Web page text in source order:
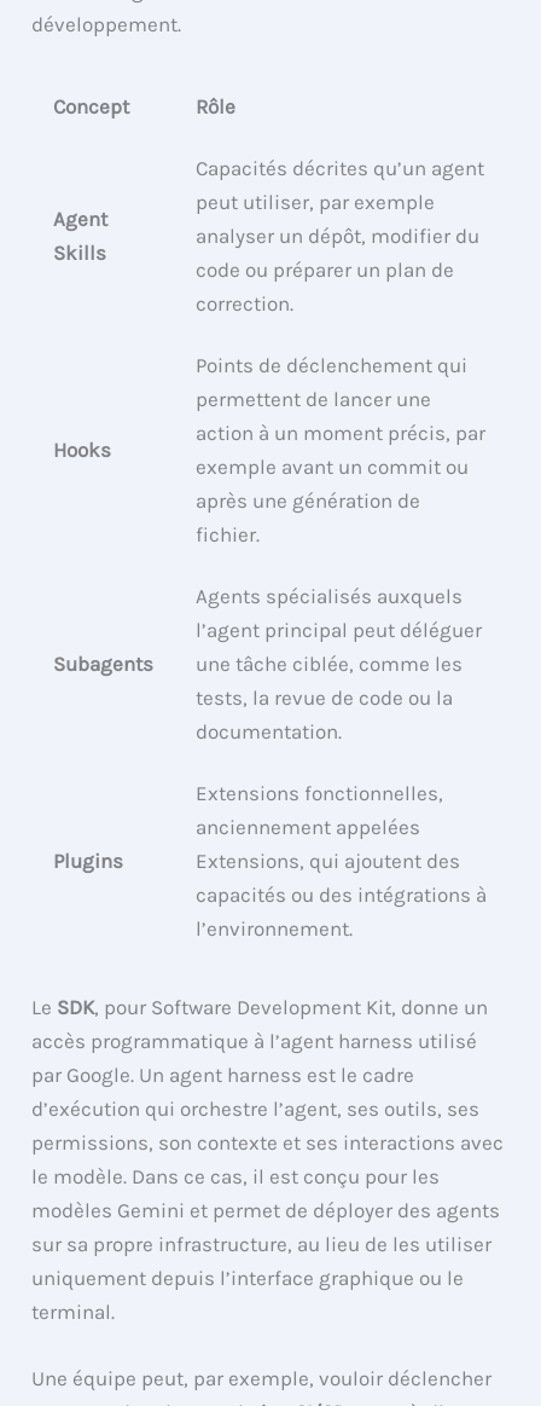
développement.
Concept Rôle
Agent
Skills
Capacités décrites qu’un agent
peut utiliser, par exemple
analyser un dépôt, modifier du
code ou préparer un plan de
correction.
Hooks
Points de déclenchement qui
permettent de lancer une
action à un moment précis, par
exemple avant un commit ou
après une génération de
fichier.
Subagents
Agents spécialisés auxquels
l’agent principal peut déléguer
une tâche ciblée, comme les
tests, la revue de code ou la
documentation.
Plugins
Extensions fonctionnelles,
anciennement appelées
Extensions, qui ajoutent des
capacités ou des intégrations à
l’environnement.
Le SDK, pour Software Development Kit, donne un
accès programmatique à l’agent harness utilisé
par Google. Un agent harness est le cadre
d’exécution qui orchestre l’agent, ses outils, ses
permissions, son contexte et ses interactions avec
le modèle. Dans ce cas, il est conçu pour les
modèles Gemini et permet de déployer des agents
sur sa propre infrastructure, au lieu de les utiliser
uniquement depuis l’interface graphique ou le
terminal.
Une équipe peut, par exemple, vouloir déclencher